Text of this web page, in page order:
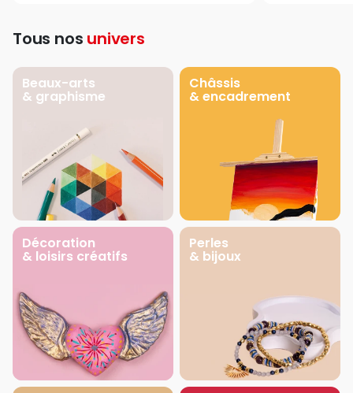
Tous nos univers
Beaux-arts
& graphisme
Châssis
& encadrement
Décoration
& loisirs créatifs
Perles
& bijoux